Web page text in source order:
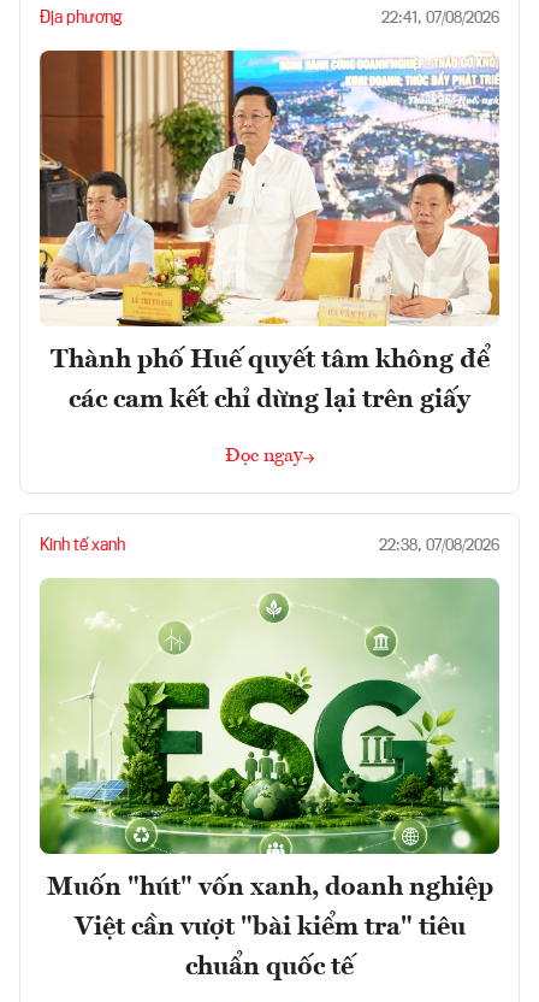
Địa phương 22:41, 07/08/2026
Thành phố Huế quyết tâm không để
các cam kết chỉ dừng lại trên giấy
Đọc ngay
Kinh tế xanh 22:38, 07/08/2026
Muốn "hút" vốn xanh, doanh nghiệp
Việt cần vượt "bài kiểm tra" tiêu
chuẩn quốc tế